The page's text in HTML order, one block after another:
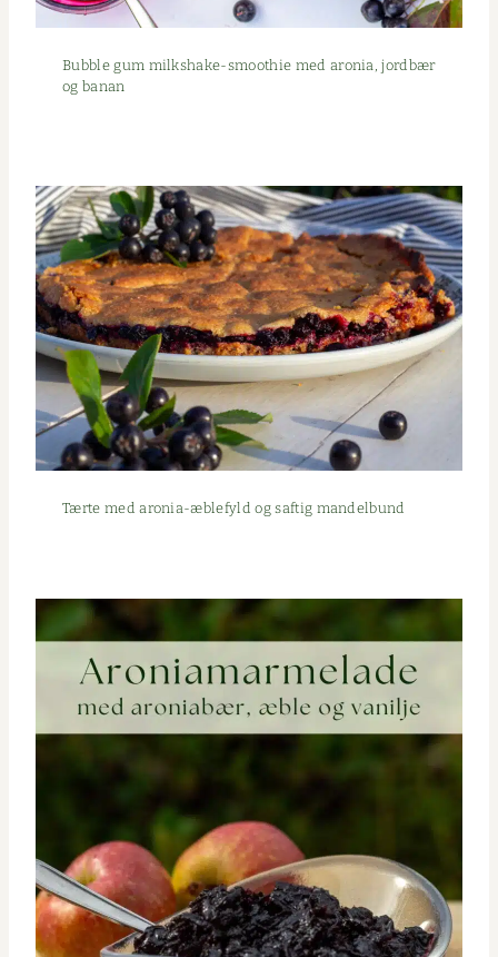
Bub­ble gum milk­shake-smooth­ie med aro­nia, jord­bær
og banan
Tærte med aro­­nia-æble­­fyld og saftig mandelbund